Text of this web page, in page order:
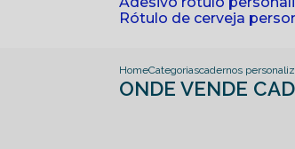
rótulo de cerveja
HomeCategoriascadernos
ONDE VENDE